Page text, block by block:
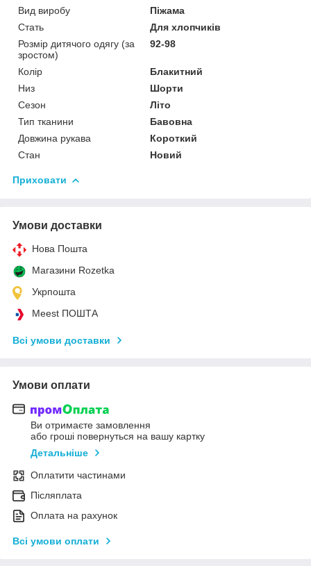
Вид виробу
Піжама
Стать
Для хлопчиків
Розмір дитячого одягу (за
зростом)
92-98
Колір
Блакитний
Низ
Шорти
Сезон
Літо
Тип тканини
Бавовна
Довжина рукава
Короткий
Стан
Новий
Приховати
Умови доставки
Нова Пошта
Магазини Rozetka
Укрпошта
Meest ПОШТА
Всі умови доставки
Умови оплати
Ви отримаєте замовлення
або гроші повернуться на вашу картку
Детальніше
Оплатити частинами
Післяплата
Оплата на рахунок
Всі умови оплати